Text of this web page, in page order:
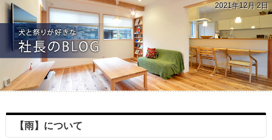
2021年12月 2日
【雨】について